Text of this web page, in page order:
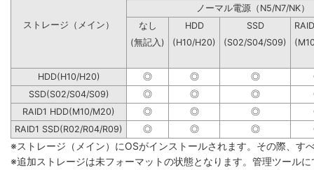
ノーマル電源（N5/
ストレージ（メイン）
なし HDD SSD
(無記入)
(H10/H20) (S02/S04/S09)
HDD(H10/H20) ◎ ◎ ◎
SSD(S02/S04/S09)
◎ ◎ ◎
RAID1 HDD(M10/M20)
◎ ◎ ◎
RAID1 SSD(R02/R04/R09)
◎ ◎ ◎
※ストレージ（メイン）にOSがインストールされます。その際、す
※追加ストレージは未フォーマットの状態となります。管理ツール